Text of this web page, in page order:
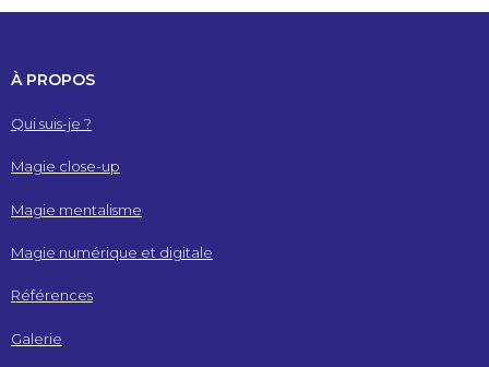
À PROPOS
Qui suis-je ?
Magie close-up
Magie mentalisme
Magie numérique et digitale
Références
Galerie